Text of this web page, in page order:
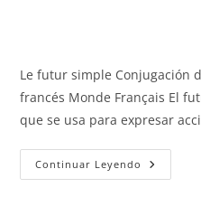
Le futur simple Conjugación
francés Monde Français El
que se usa para expresar
Continuar Leyendo Le
Futur